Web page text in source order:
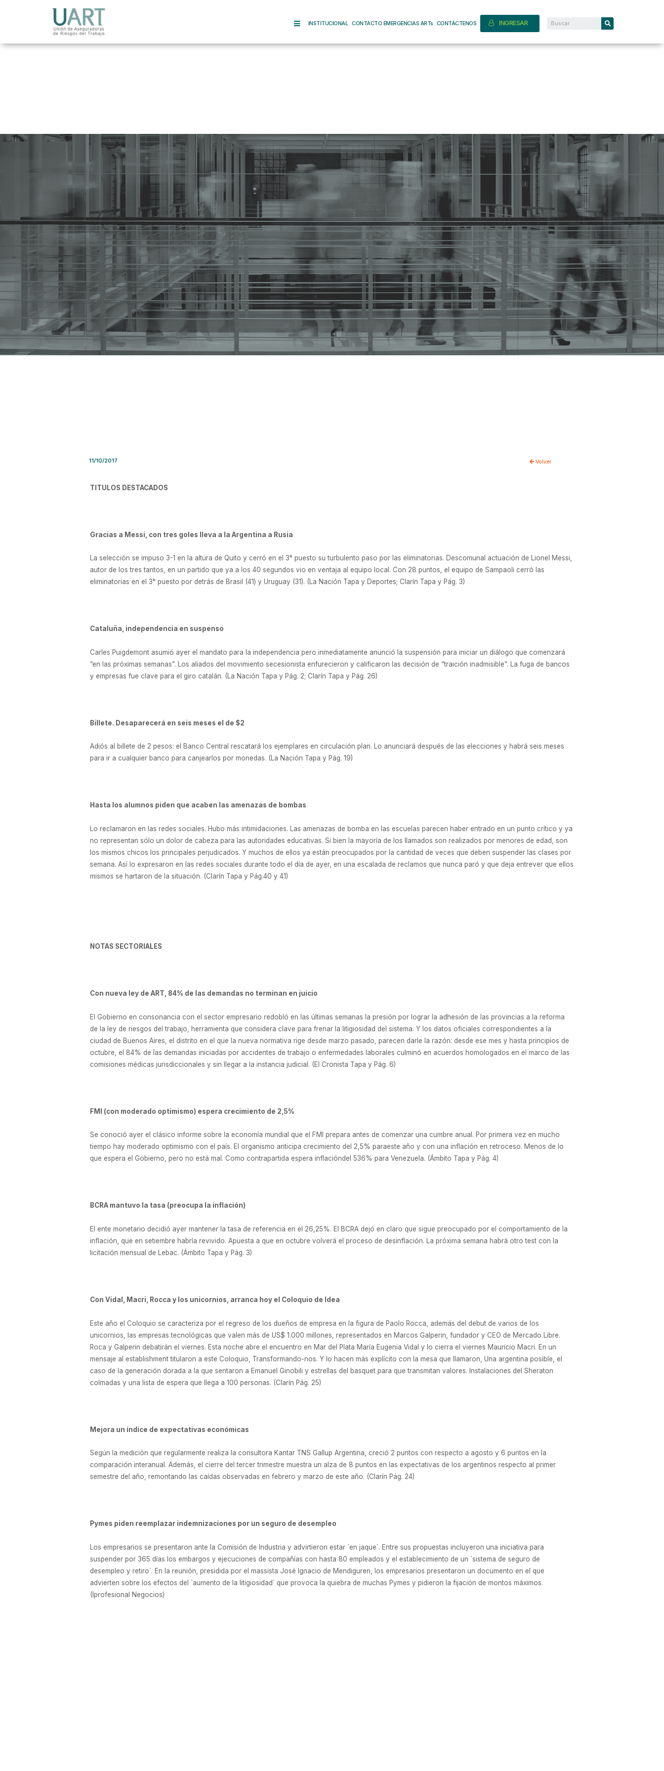
INSTITUCIONAL CONTACTO EMERGENCIAS ARTs CONTÁCTENOS INGRESAR
11/10/2017 Volver
TITULOS DESTACADOS
Gracias a Messi, con tres goles lleva a la Argentina a Rusia
La selección se impuso 3-1 en la altura de Quito y cerró en el 3° puesto su turbulento paso por las eliminatorias. Descomunal actuación de Lionel Messi,
autor de los tres tantos, en un partido que ya a los 40 segundos vio en ventaja al equipo local. Con 28 puntos, el equipo de Sampaoli cerró las
eliminatorias en el 3° puesto por detrás de Brasil (41) y Uruguay (31). (La Nación Tapa y Deportes; Clarín Tapa y Pág. 3)
Cataluña, independencia en suspenso
Carles Puigdemont asumió ayer el mandato para la independencia pero inmediatamente anunció la suspensión para iniciar un diálogo que comenzará
“en las próximas semanas”. Los aliados del movimiento secesionista enfurecieron y calificaron las decisión de “traición inadmisible”. La fuga de bancos
y empresas fue clave para el giro catalán. (La Nación Tapa y Pág. 2; Clarín Tapa y Pág. 26)
Billete. Desaparecerá en seis meses el de $2
Adiós al billete de 2 pesos: el Banco Central rescatará los ejemplares en circulación plan. Lo anunciará después de las elecciones y habrá seis meses
para ir a cualquier banco para canjearlos por monedas. (La Nación Tapa y Pág. 19)
Hasta los alumnos piden que acaben las amenazas de bombas
Lo reclamaron en las redes sociales. Hubo más intimidaciones. Las amenazas de bomba en las escuelas parecen haber entrado en un punto crítico y ya
no representan sólo un dolor de cabeza para las autoridades educativas. Si bien la mayoría de los llamados son realizados por menores de edad, son
los mismos chicos los principales perjudicados. Y muchos de ellos ya están preocupados por la cantidad de veces que deben suspender las clases por
semana. Así lo expresaron en las redes sociales durante todo el día de ayer, en una escalada de reclamos que nunca paró y que deja entrever que ellos
mismos se hartaron de la situación. (Clarín Tapa y Pág.40 y 41)
NOTAS SECTORIALES
Con nueva ley de ART, 84% de las demandas no terminan en juicio
El Gobierno en consonancia con el sector empresario redobló en las últimas semanas la presión por lograr la adhesión de las provincias a la reforma
de la ley de riesgos del trabajo, herramienta que considera clave para frenar la litigiosidad del sistema. Y los datos oficiales correspondientes a la
ciudad de Buenos Aires, el distrito en el que la nueva normativa rige desde marzo pasado, parecen darle la razón: desde ese mes y hasta principios de
octubre, el 84% de las demandas iniciadas por accidentes de trabajo o enfermedades laborales culminó en acuerdos homologados en el marco de las
comisiones médicas jurisdiccionales y sin llegar a la instancia judicial. (El Cronista Tapa y Pág. 6)
FMI (con moderado optimismo) espera crecimiento de 2,5%
Se conoció ayer el clásico informe sobre la economía mundial que el FMI prepara antes de comenzar una cumbre anual. Por primera vez en mucho
tiempo hay moderado optimismo con el país. El organismo anticipa crecimiento del 2,5% paraeste año y con una inflación en retroceso. Menos de lo
que espera el Gobierno, pero no está mal. Como contrapartida espera inflacióndel 536% para Venezuela. (Ámbito Tapa y Pág. 4)
BCRA mantuvo la tasa (preocupa la inflación)
El ente monetario decidió ayer mantener la tasa de referencia en el 26,25%. El BCRA dejó en claro que sigue preocupado por el comportamiento de la
inflación, que en setiembre habría revivido. Apuesta a que en octubre volverá el proceso de desinflación. La próxima semana habrá otro test con la
licitación mensual de Lebac. (Ámbito Tapa y Pág. 3)
Con Vidal, Macri, Rocca y los unicornios, arranca hoy el Coloquio de Idea
Este año el Coloquio se caracteriza por el regreso de los dueños de empresa en la figura de Paolo Rocca, además del debut de varios de los
unicornios, las empresas tecnológicas que valen más de US$ 1.000 millones, representados en Marcos Galperin, fundador y CEO de Mercado Libre.
Roca y Galperin debatirán el viernes. Esta noche abre el encuentro en Mar del Plata María Eugenia Vidal y lo cierra el viernes Mauricio Macri. En un
mensaje al establishment titularon a este Coloquio, Transformando-nos. Y lo hacen más explícito con la mesa que llamaron, Una argentina posible, el
caso de la generación dorada a la que sentaron a Emanuel Ginobili y estrellas del basquet para que transmitan valores. Instalaciones del Sheraton
colmadas y una lista de espera que llega a 100 personas. (Clarín Pág. 25)
Mejora un índice de expectativas económicas
Según la medición que regularmente realiza la consultora Kantar TNS Gallup Argentina, creció 2 puntos con respecto a agosto y 6 puntos en la
comparación interanual. Además, el cierre del tercer trimestre muestra un alza de 8 puntos en las expectativas de los argentinos respecto al primer
semestre del año, remontando las caídas observadas en febrero y marzo de este año. (Clarín Pág. 24)
Pymes piden reemplazar indemnizaciones por un seguro de desempleo
Los empresarios se presentaron ante la Comisión de Industria y advirtieron estar `en jaque`. Entre sus propuestas incluyeron una iniciativa para
suspender por 365 días los embargos y ejecuciones de compañías con hasta 80 empleados y el establecimiento de un `sistema de seguro de
desempleo y retiro`. En la reunión, presidida por el massista José Ignacio de Mendiguren, los empresarios presentaron un documento en el que
advierten sobre los efectos del `aumento de la litigiosidad` que provoca la quiebra de muchas Pymes y pidieron la fijación de montos máximos.
(Iprofesional Negocios)